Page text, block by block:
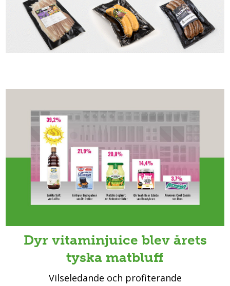
Dyr vitaminjuice blev årets
tyska matbluff
Vilseledande och profiterande